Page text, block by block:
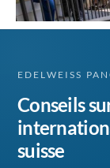
EDELWEISS
Conseils
suisse